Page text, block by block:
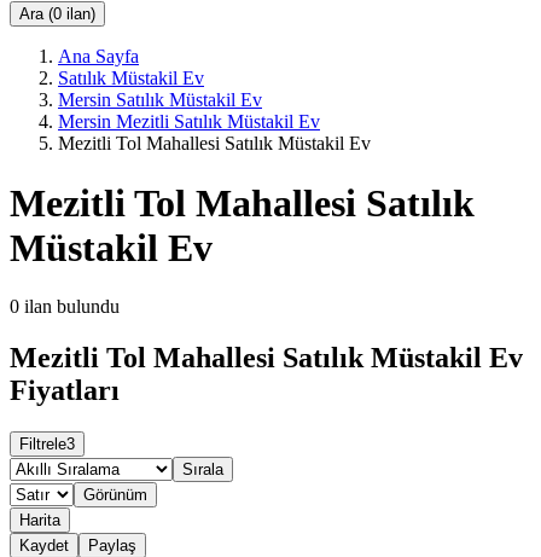
Ara (0 ilan)
Ana Sayfa
Satılık Müstakil Ev
Mersin Satılık Müstakil Ev
Mersin Mezitli Satılık Müstakil Ev
Mezitli Tol Mahallesi Satılık Müstakil Ev
Mezitli Tol Mahallesi Satılık
Müstakil Ev
0 ilan bulundu
Mezitli Tol Mahallesi Satılık Müstakil Ev
Fiyatları
Filtrele3
Sırala
Görünüm
Harita
Kaydet
Paylaş